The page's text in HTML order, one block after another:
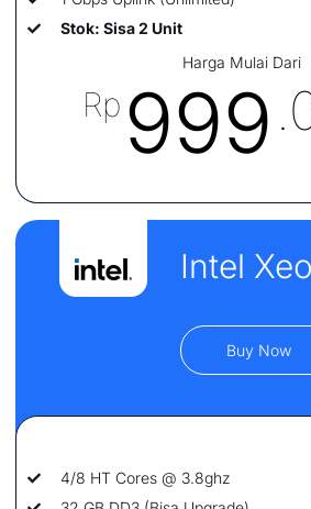
Stok: Sisa 2 Unit
Harga Mulai Dari
Rp 999
Intel
Buy Now
4/8 HT Cores @ 3.8ghz